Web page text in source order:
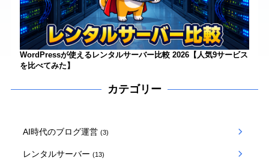
WordPressが使えるレンタルサーバー比較 2026【人気9サービス
を比べてみた】
カテゴリー
AI時代のブログ運営 (3)
レンタルサーバー (13)